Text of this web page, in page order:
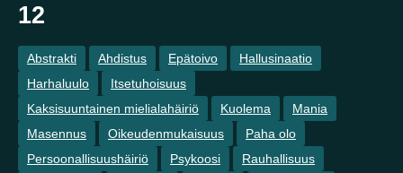
Kotimaa
Suomi Australia Brasilia Ei valittu
Viro
Yhdysvallat
Not selected
Yhdistynyt kuningaskunta
12
Abstrakti Ahdistus Epätoivo
Hallusinaatio
Harhaluulo
Itsetuhoisuus
Kaksisuuntainen mielialahäiriö
Kuolema
Mania
Masennus
Oikeudenmukaisuus
Paha olo
Persoonallisuushäiriö
Psykoosi
Rauhallisuus